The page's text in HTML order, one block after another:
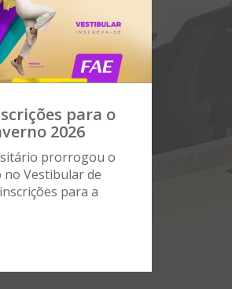
para o
2026
prorrogou o
Vestibular de
para a